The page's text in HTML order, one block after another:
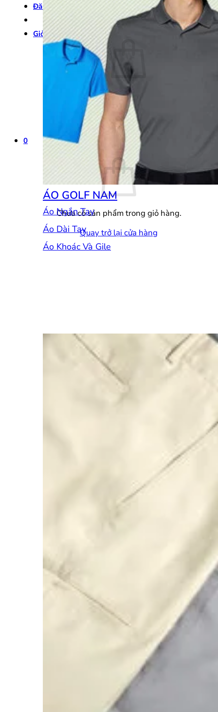
Đăng nhập
Giỏ hàng / 0₫ 0
Chưa có sản phẩm trong giỏ hàng.
Quay trở lại cửa hàng
0
Giỏ hàng
Chưa có sản phẩm trong giỏ hàng.
Quay trở lại cửa hàng
ÁO GOLF NAM
Áo Ngắn Tay
Áo Dài Tay
Áo Khoác Và Gile